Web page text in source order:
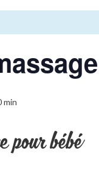
min
pour bébé